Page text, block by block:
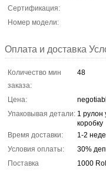
Сертификация:
Номер модели:
Оплата и доставка
Количество мин
заказа:
48
Цена:
Упаковывая детали: 1 рулон
коробку
Время доставки:
1-2
Условия оплаты:
30%
Поставка
1000